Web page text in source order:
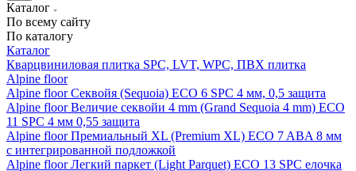
Каталог
По всему сайту
По каталогу
Каталог
Кварцвиниловая плитка SPC, LVT, WPC, ПВХ плитка
Alpine floor
Alpine floor Секвойя (Sequoia) ECO 6 SPC 4 мм, 0,5 защита
Alpine floor Величие секвойи 4 mm (Grand Sequoia 4 mm) ECO
11 SPC 4 мм 0,55 защита
Alpine floor Премиальный XL (Premium XL) ECO 7 ABA 8 мм
с интегрированной подложкой
Alpine floor Легкий паркет (Light Parquet) ECO 13 SPC елочка